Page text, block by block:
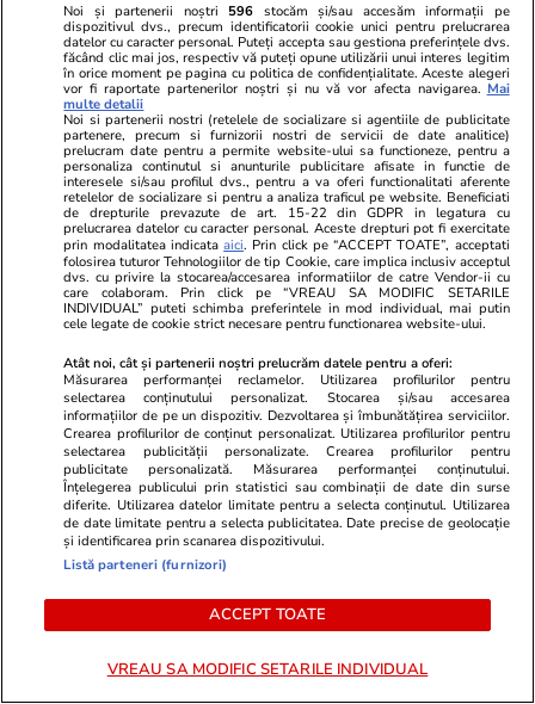
Politică 25 iul.
Mutarea prin care AUR, S.O.S. și POT au făcut
front comun în opoziție împotriva legii care
permite Armatei să doboare dronele
neautorizate. CCR a tranșat definitiv disputa
Horoscop 24 iul.
Horoscop Urania | Previziuni astrologice pentru
perioada 25 – 31 iulie 2026. Luna Plină în
Știri România 07:00
Loto 6/49 din 26 iulie 2026. Report de peste
8,61 milioane de euro la 6/49, categoria I
Auto
șoferii pe autostrăzile din Italia. Ce trebuie să
știe românii care merg acolo în vacanță
Noi și partenerii noștri 596 stocăm și/sau accesăm informații pe
dispozitivul dvs., precum identificatorii cookie unici pentru prelucrarea
datelor cu caracter personal. Puteți accepta sau gestiona preferințele dvs.
făcând clic mai jos, respectiv vă puteți opune utilizării unui interes legitim
în orice moment pe pagina cu politica de confidențialitate. Aceste alegeri
vor fi raportate partenerilor noștri și nu vă vor afecta navigarea. Mai
multe detalii
Noi si partenerii nostri (retelele de socializare si agentiile de publicitate
partenere, precum si furnizorii nostri de servicii de date analitice)
prelucram date pentru a permite website-ului sa functioneze, pentru a
personaliza continutul si anunturile publicitare afisate in functie de
interesele si/sau profilul dvs., pentru a va oferi functionalitati aferente
retelelor de socializare si pentru a analiza traficul pe website. Beneficiati
de drepturile prevazute de art. 15-22 din GDPR in legatura cu
prelucrarea datelor cu caracter personal. Aceste drepturi pot fi exercitate
prin modalitatea indicataaici. Prin click pe “ACCEPT TOATE”, acceptati
folosirea tuturor Tehnologiilor de tip Cookie, care implica inclusiv acceptul
dvs. cu privire la stocarea/accesarea informatiilor de catre Vendor-ii cu
care colaboram. Prin click pe “VREAU SA MODIFIC SETARILE
INDIVIDUAL” puteti schimba preferintele in mod individual, mai putin
cele legate de cookie strict necesare pentru functionarea website-ului.
Atât noi, cât și partenerii noștri prelucrăm datele pentru a oferi:
Măsurarea performanței reclamelor. Utilizarea profilurilor pentru
selectarea conținutului personalizat. Stocarea și/sau accesarea
informațiilor de pe un dispozitiv. Dezvoltarea și îmbunătățirea serviciilor.
Crearea profilurilor de conținut personalizat. Utilizarea profilurilor pentru
selectarea publicității personalizate. Crearea profilurilor pentru
publicitate personalizată. Măsurarea performanței conținutului.
Înțelegerea publicului prin statistici sau combinații de date din surse
diferite. Utilizarea datelor limitate pentru a selecta conținutul. Utilizarea
de date limitate pentru a selecta publicitatea. Date precise de geolocație
și identificarea prin scanarea dispozitivului.
Listă parteneri (furnizori)
ACCEPT TOATE
VREAU SA MODIFIC SETARILE INDIVIDUAL